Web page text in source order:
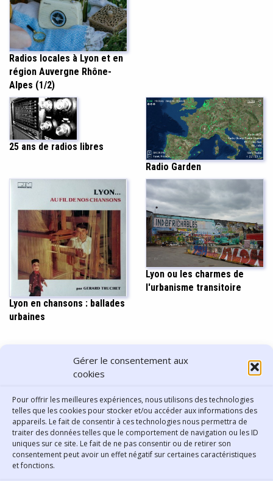
Gérer le consentement aux
cookies
Pour offrir les meilleures expériences, nous utilisons des technologies
telles que les cookies pour stocker et/ou accéder aux informations des
appareils. Le fait de consentir à ces technologies nous permettra de
traiter des données telles que le comportement de navigation ou les ID
uniques sur ce site. Le fait de ne pas consentir ou de retirer son
consentement peut avoir un effet négatif sur certaines caractéristiques
et fonctions.
Radios locales à Lyon et en
région Auvergne Rhône-
Alpes (1/2)
25 ans de radios libres
Radio Garden
Lyon en chansons : ballades
urbaines
Lyon ou les charmes de
l'urbanisme transitoire
PARTAGER CET ARTICLE